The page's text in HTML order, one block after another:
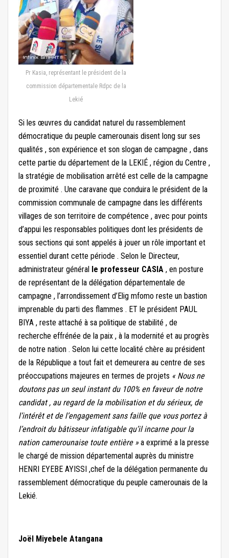
Pr Kasia, représentant le président de la
commission départementale Rdpc de la
Lekié
Si les œuvres du candidat naturel du rassemblement
démocratique du peuple camerounais disent long sur ses
qualités , son expérience et son slogan de campagne , dans
cette partie du département de la LEKIÉ , région du Centre ,
la stratégie de mobilisation arrêté est celle de la campagne
de proximité . Une caravane que conduira le président de la
commission communale de campagne dans les différents
villages de son territoire de compétence , avec pour points
d’appui les responsables politiques dont les présidents de
sous sections qui sont appelés à jouer un rôle important et
essentiel durant cette période . Selon le Directeur,
administrateur général le professeur CASIA , en posture
de représentant de la délégation départementale de
campagne , l’arrondissement d’Elig mfomo reste un bastion
imprenable du parti des flammes . ET le président PAUL
BIYA , reste attaché à sa politique de stabilité , de
recherche effrénée de la paix , à la modernité et au progrès
de notre nation . Selon lui cette localité chère au président
de la République a tout fait et demeurera au centre de ses
préoccupations majeures en termes de projets « Nous ne
doutons pas un seul instant du 100% en faveur de notre
candidat , au regard de la mobilisation et du sérieux, de
l’intérêt et de l’engagement sans faille que vous portez à
l’endroit du bâtisseur infatigable qu’il incarne pour la
nation camerounaise toute entière »a exprimé a la presse
le chargé de mission départemental auprès du ministre
HENRI EYEBE AYISSI ,chef de la délégation permanente du
rassemblement démocratique du peuple camerounais de la
Lekié.
Joël Miyebele Atangana